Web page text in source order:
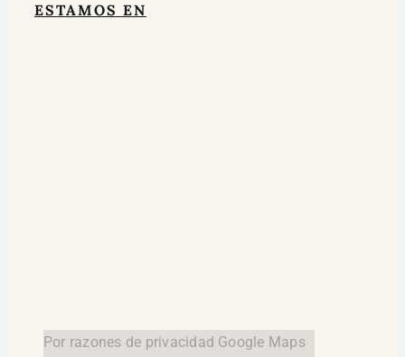
ESTAMOS EN
Por razones de privacidad Google Maps